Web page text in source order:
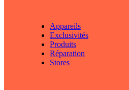
Appareils
Exclusivités
Produits
Réparation
Stores